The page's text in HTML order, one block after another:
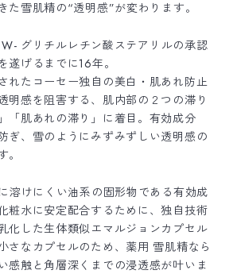
た雪肌精の“透明感”が変わります。
グリチルレチン酸ステアリルの承認
遂げるまでに16年。
れたコーセー独自の美白・肌あれ防止
明感を阻害する、肌内部の２つの滞り
「肌あれの滞り」に着目。有効成分
ぎ、雪のようにみずみずしい透明感の
溶けにくい油系の固形物である有効成
粧水に安定配合するために、独自技術
化した生体類似エマルジョンカプセル
さなカプセルのため、薬用 雪肌精なら
感触と角層深くまでの浸透感が叶いま